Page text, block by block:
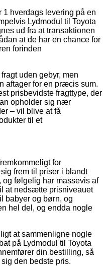
1 hverdags levering på en
Lydmodul til Toyota
ud fra at transaktionen
at de har en chance for
forinden
uden gebyr, men
aftager for en præcis sum.
prisbevidste fragttype, der
opholder sig nær
– vil blive at få
til et
for
frem til priser i blandt
og følgelig har massevis af
at nedsætte prisniveauet
babyer og børn, og
hel del, og endda nogle
at sammenligne nogle
på Lydmodul til Toyota
din bestilling, så
den bedste pris.